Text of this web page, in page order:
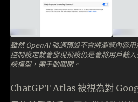
雖然 OpenAI 強調預設不會將瀏覽內容
控制設定就會發現預設仍是會將用戶輸
練模型，需手動關閉。
ChatGPT Atlas 被視為對